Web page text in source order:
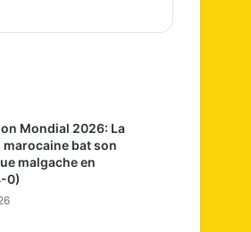
Mondial 2026: La
bat son
malgache en
0)